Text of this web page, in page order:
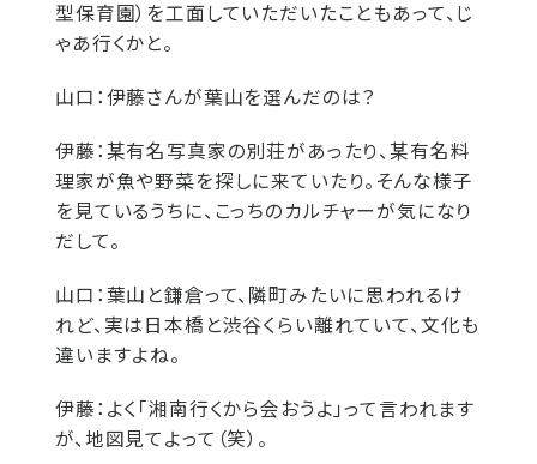
型保育園）を工面していただいたこともあって、じ
ゃあ行くかと。
山口：伊藤さんが葉山を選んだのは？
伊藤：某有名写真家の別荘があったり、某有名料
理家が魚や野菜を探しに来ていたり。そんな様子
を見ているうちに、こっちのカルチャーが気になり
だして。
山口：葉山と鎌倉って、隣町みたいに思われるけ
れど、実は日本橋と渋谷くらい離れていて、文化も
違いますよね。
伊藤： よく「湘南行くから会おうよ」って言われます
が、地図見てよって（笑）。